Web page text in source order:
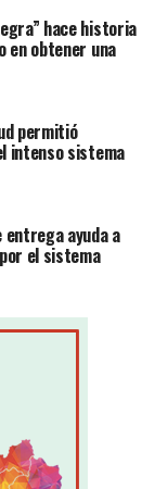
hace historia
en obtener una
permitió
intenso sistema
ayuda a
el sistema